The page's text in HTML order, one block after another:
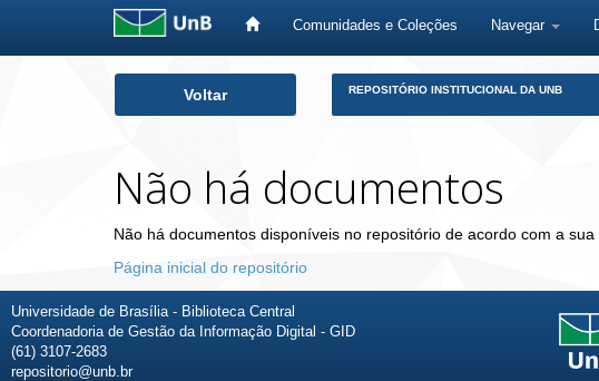
Comunidades e Coleções Navegar
Voltar REPOSITÓRIO INSTITUCIONAL DA UNB
Não há documentos
Não há documentos disponíveis no repositório de acordo com a sua
Página inicial do repositório
Universidade de Brasília - Biblioteca Central
Coordenadoria de Gestão da Informação Digital - GID
(61) 3107-2683
repositorio@unb.br